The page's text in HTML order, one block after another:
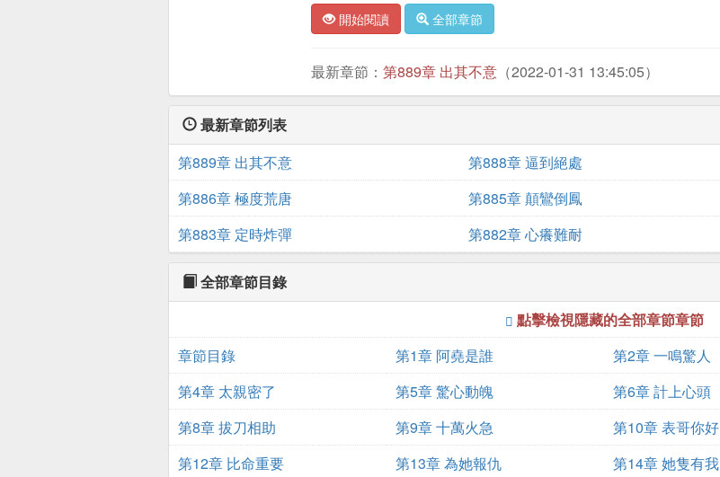
開始閱讀 全部章節
最新章節： 第889章 出其不意（2022-01-31 13:45:05）
最新章節列表
第889章 出其不意
第888章 逼到絕處
第886章 極度荒唐
第885章 顛鸞倒鳳
第883章 定時炸彈
第882章 心癢難耐
全部章節目錄
點擊檢視隱藏的全部章節章節
章節目錄
第1章 阿堯是誰 第2章 一鳴驚人
第4章 太親密了
第5章 驚心動魄 第6章 計上心頭
第8章 拔刀相助
第9章 十萬火急 第10章 表哥你好
第12章 比命重要
第13章 為她報仇 第14章 她隻有我